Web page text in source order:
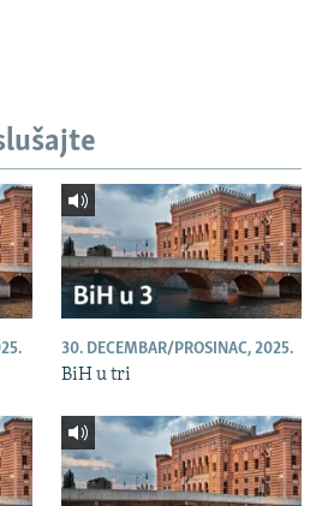
30. DECEMBAR/PROSINAC, 2025.
BiH u tri